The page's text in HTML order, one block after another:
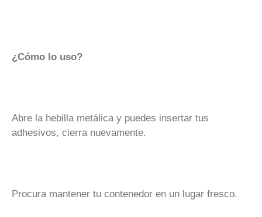
¿Cómo lo uso?
Abre la hebilla metálica y puedes insertar tus
adhesivos, cierra nuevamente.
Procura mantener tu contenedor en un lugar fresco.